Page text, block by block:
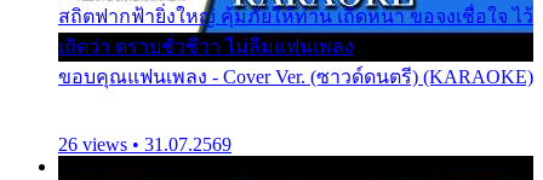
สถิตฟากฟ้ายิ่งใหญ่ คุ้มภัยให้ท่าน เถิดหนา ขอจงเชื่อใจ ไว้
เถิดว่า ตราบชั่วชีวา ไม่ลืมแฟนเพลง
ขอบคุณแฟนเพลง - Cover Ver. (ซาวด์ดนตรี) (KARAOKE)
26 views • 31.07.2569